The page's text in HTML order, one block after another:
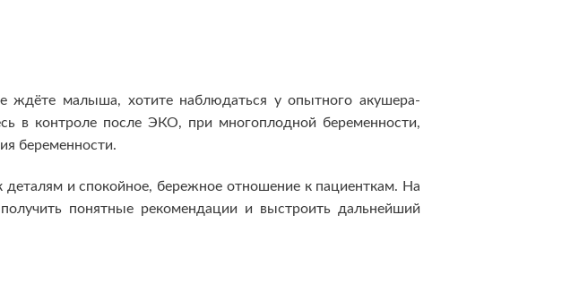
ждёте малыша, хотите наблюдаться у опытного акушера-
в контроле после ЭКО, при многоплодной беременности,
беременности.
и спокойное, бережное отношение к пациенткам. На
понятные рекомендации и выстроить дальнейший